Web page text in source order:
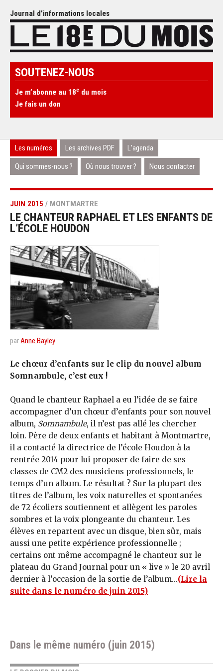
Journal d’informations locales
SOUTENEZ-NOUS
Je m’abonne au 18e du mois
Je fais un don
Les numéros Les archives PDF L’agenda
Qui sommes-nous ? Où nous trouver ? Nous contacter
JUIN 2015 / MONTMARTRE
LE CHANTEUR RAPHAEL ET LES ENFANTS DE
L’ÉCOLE HOUDON
parAnne Bayley
Le chœur d’enfants sur le clip du nouvel album
Somnambule, c’est eux !
Quand le chanteur Raphael a eu l’idée de se faire
accompagner d’un chœur d’enfants pour son nouvel
album, Somnambule, il n’est pas allé les chercher
loin. Père de deux enfants et habitant à Montmartre,
il a contacté la directrice de l’école Houdon à la
rentrée 2014 pour lui proposer de faire de ses
classes de CM2 des musiciens professionnels, le
temps d’un album. Le résultat ? Sur la plupart des
titres de l’album, les voix naturelles et spontanées
de 72 écoliers soutiennent et allègent les paroles
sombres et la voix plongeante du chanteur. Les
élèves en repartent avec un disque, bien sûr, mais
aussi une petite expérience professionnelle ;
certains ont même accompagné le chanteur sur le
plateau du Grand Journal pour un « live » le 20 avril
dernier à l’occasion de la sortie de l’album...(Lire la
suite dans le numéro de juin 2015)
Dans le même numéro (juin 2015)